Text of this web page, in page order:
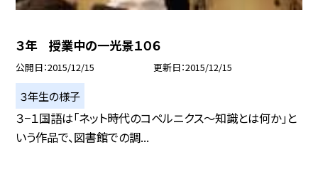
３年 授業中の一光景１０６
公開日 2015/12/15 更新日 2015/12/15
３年生の様子
３−１国語は「ネット時代のコペルニクス〜知識とは何か」と
いう作品で、図書館での調...